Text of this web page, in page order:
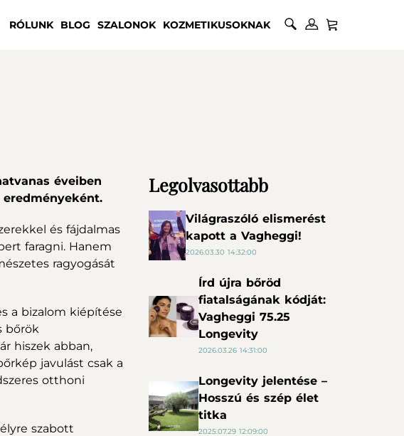
RÓLUNK BLOG SZALONOK KOZMETIKUSOKNAK
éveiben
és fájdalmas
faragni. Hanem
ragyogását
a bizalom kiépítése
bőrök
hiszek abban,
javulást csak a
otthoni
szabott
Legolvasottabb
Világraszóló elismerést
kapott a Vagheggi!
2026.03.30 14:32:00
Írd újra bőröd
fiatalságának kódját:
Vagheggi 75.25
Longevity
2026.03.26 14:31:00
Longevity jelentése –
Hosszú és szép élet
titka
2025.07.29 12:09:00